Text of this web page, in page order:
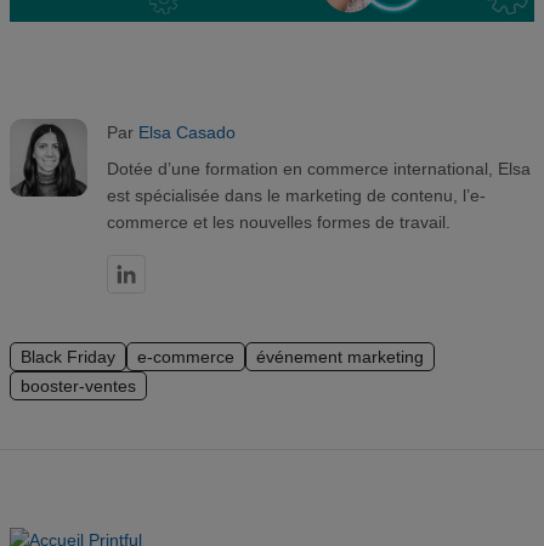
Par Elsa Casado
Dotée d’une formation en commerce international, Elsa
est spécialisée dans le marketing de contenu, l’e-
commerce et les nouvelles formes de travail.
Black Friday e-commerce
événement marketing
booster-ventes